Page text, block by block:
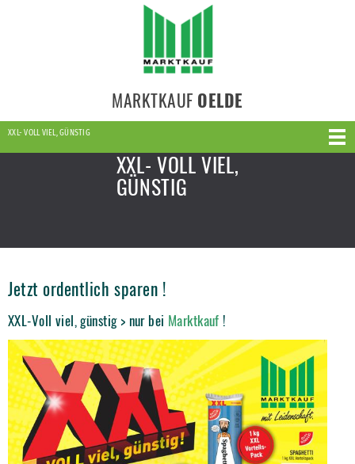
MARKTKAUF OELDE
XXL- VOLL VIEL, GÜNSTIG
XXL- VOLL VIEL,
GÜNSTIG
Jetzt ordentlich sparen !
XXL-Voll viel, günstig > nur bei Marktkauf !